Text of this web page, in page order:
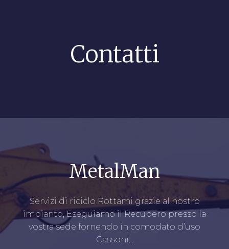
Contatti
MetalMan
Servizi di riciclo Rottami grazie al nostro
impianto, Eseguiamo il Recupero presso la
vostra sede fornendo in comodato d’uso
Cassoni…